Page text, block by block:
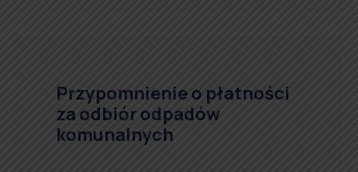
Przypomnienie o płatności
za odbiór odpadów
komunalnych